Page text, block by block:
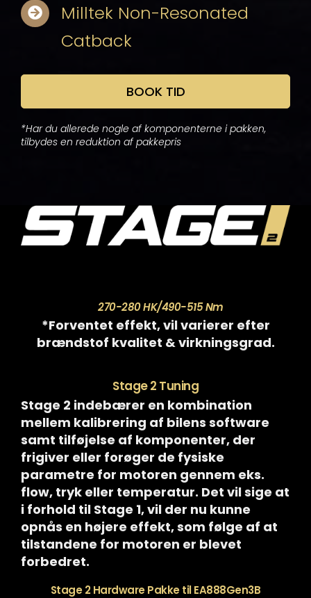
Milltek Non-Resonated
Catback
BOOK TID
*Har du allerede nogle af komponenterne i pakken,
tilbydes en reduktion af pakkepris
270-280 HK/490-515 Nm
*Forventet effekt, vil varierer efter
brændstof kvalitet & virkningsgrad.
Stage 2 Tuning
Stage 2 indebærer en kombination
mellem kalibrering af bilens software
samt tilføjelse af komponenter, der
frigiver eller forøger de fysiske
parametre for motoren gennem eks.
flow, tryk eller temperatur. Det vil sige at
i forhold til Stage 1, vil der nu kunne
opnås en højere effekt, som følge af at
tilstandene for motoren er blevet
forbedret.
Stage 2 Hardware Pakke til EA888Gen3B